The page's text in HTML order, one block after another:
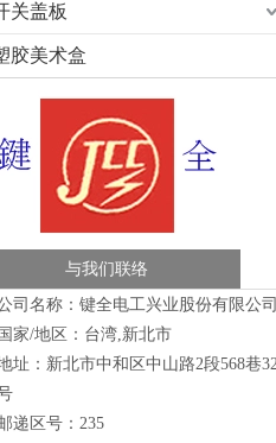
关盖板
胶美术盒
与我们联络
司名称：键全电工兴业股份有限公司
国家/地区：台湾,新北市
址：新北市中和区中山路2段568巷
递区号：235